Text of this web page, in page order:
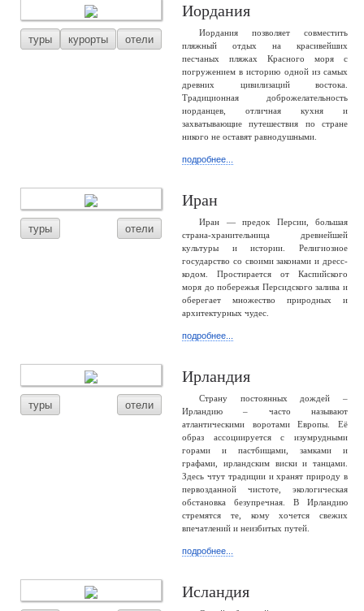
туры курорты отели
Иордания
Иордания позволяет совместить
пляжный отдых на красивейших
песчаных пляжах Красного моря с
погружением в историю одной из самых
древних цивилизаций востока.
Традиционная доброжелательность
иорданцев, отличная кухня и
захватывающие путешествия по стране
никого не оставят равнодушными.
подробнее...
туры отели
Иран
Иран — предок Персии, большая
страна-хранительница древнейшей
культуры и истории. Религиозное
государство со своими законами и дресс-
кодом. Простирается от Каспийского
моря до побережья Персидского залива и
оберегает множество природных и
архитектурных чудес.
подробнее...
туры отели
Ирландия
Страну постоянных дождей –
Ирландию – часто называют
атлантическими воротами Европы. Её
образ ассоциируется с изумрудными
горами и пастбищами, замками и
графами, ирландским виски и танцами.
Здесь чтут традиции и хранят природу в
первозданной чистоте, экологическая
обстановка безупречная. В Ирландию
стремятся те, кому хочется свежих
впечатлений и неизбитых путей.
подробнее...
Исландия